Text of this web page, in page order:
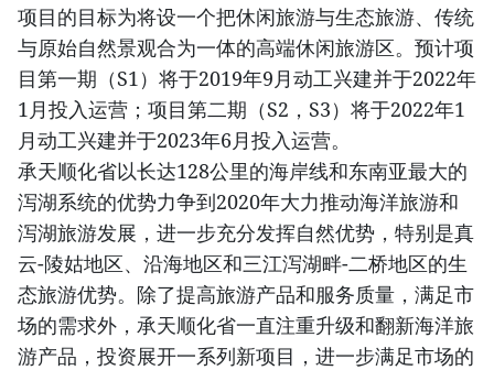
项目的目标为将设一个把休闲旅游与生态旅游、传统
与原始自然景观合为一体的高端休闲旅游区。预计项
目第一期（S1）将于2019年9月动工兴建并于2022年
1月投入运营；项目第二期（S2，S3）将于2022年1
月动工兴建并于2023年6月投入运营。
承天顺化省以长达128公里的海岸线和东南亚最大的
泻湖系统的优势力争到2020年大力推动海洋旅游和
泻湖旅游发展，进一步充分发挥自然优势，特别是真
云-陵姑地区、沿海地区和三江泻湖畔-二桥地区的生
态旅游优势。除了提高旅游产品和服务质量，满足市
场的需求外，承天顺化省一直注重升级和翻新海洋旅
游产品，投资展开一系列新项目，进一步满足市场的